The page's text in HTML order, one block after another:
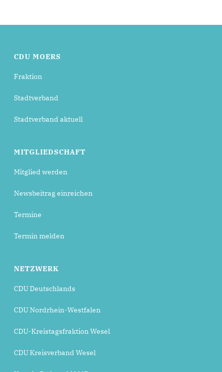
CDU MOERS
Fraktion
Stadtverband
Stadtverband aktuell
MITGLIEDSCHAFT
Mitglied werden
Newsbeitrag einreichen
Termine
Termin melden
NETZWERK
CDU Deutschlands
CDU Nordrhein-Westfalen
CDU-Kreistagsfraktion Wesel
CDU Kreisverband Wesel